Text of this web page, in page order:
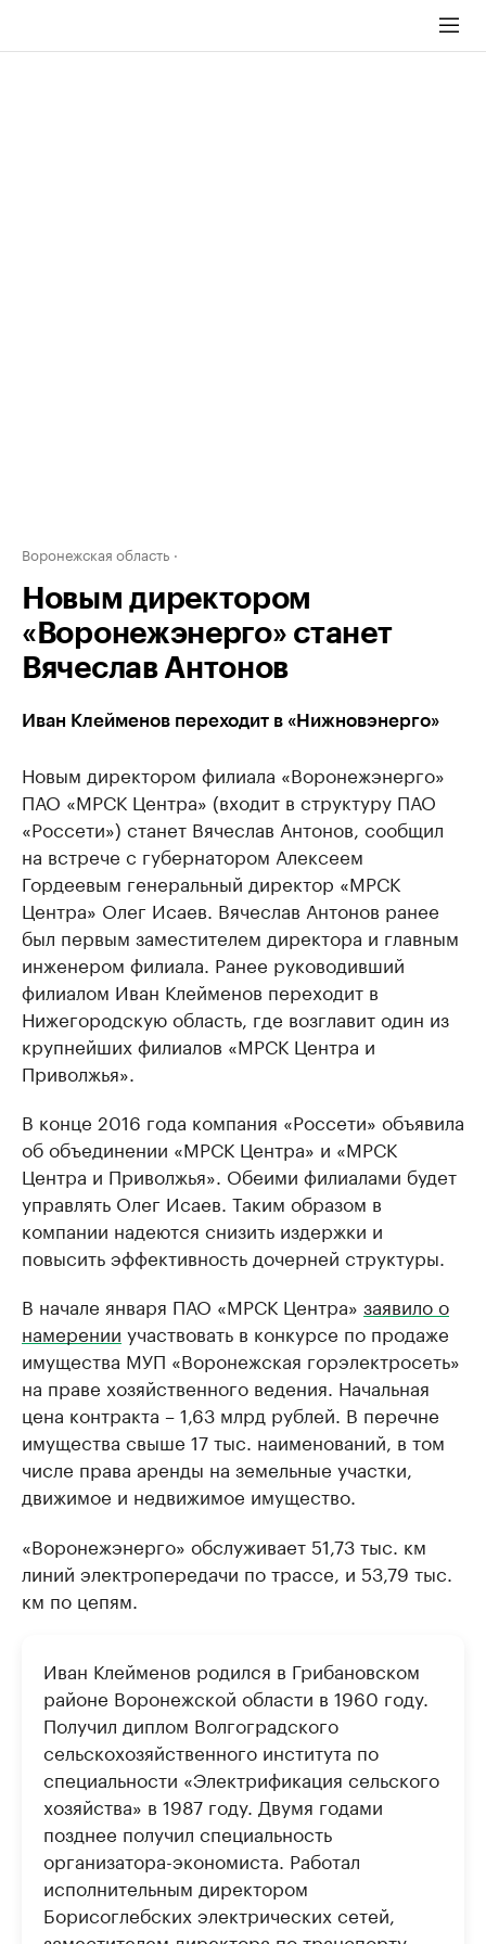
Воронежская область
Новым директором
«Воронежэнерго» станет
Вячеслав Антонов
Иван Клейменов переходит в «Нижновэнерго»
Новым директором филиала «Воронежэнерго»
ПАО «МРСК Центра» (входит в структуру ПАО
«Россети») станет Вячеслав Антонов, сообщил
на встрече с губернатором Алексеем
Гордеевым генеральный директор «МРСК
Центра» Олег Исаев. Вячеслав Антонов ранее
был первым заместителем директора и главным
инженером филиала. Ранее руководивший
филиалом Иван Клейменов переходит в
Нижегородскую область, где возглавит один из
крупнейших филиалов «МРСК Центра и
Приволжья».
В конце 2016 года компания «Россети» объявила
об объединении «МРСК Центра» и «МРСК
Центра и Приволжья». Обеими филиалами будет
управлять Олег Исаев. Таким образом в
компании надеются снизить издержки и
повысить эффективность дочерней структуры.
В начале января ПАО «МРСК Центра» заявило о
намерении участвовать в конкурсе по продаже
имущества МУП «Воронежская горэлектросеть»
на праве хозяйственного ведения. Начальная
цена контракта – 1,63 млрд рублей. В перечне
имущества свыше 17 тыс. наименований, в том
числе права аренды на земельные участки,
движимое и недвижимое имущество.
«Воронежэнерго» обслуживает 51,73 тыс. км
линий электропередачи по трассе, и 53,79 тыс.
км по цепям.
Иван Клейменов родился в Грибановском
районе Воронежской области в 1960 году.
Получил диплом Волгоградского
сельскохозяйственного института по
специальности «Электрификация сельского
хозяйства» в 1987 году. Двумя годами
позднее получил специальность
организатора-экономиста. Работал
исполнительным директором
Борисоглебских электрических сетей,